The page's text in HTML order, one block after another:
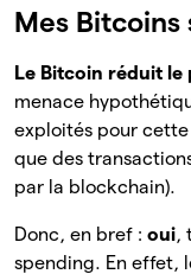
Mes
Le Bitcoin réduit
menace
exploités pour
que des
par la blockchain).
Donc, en bref : oui,
spending. En effet,